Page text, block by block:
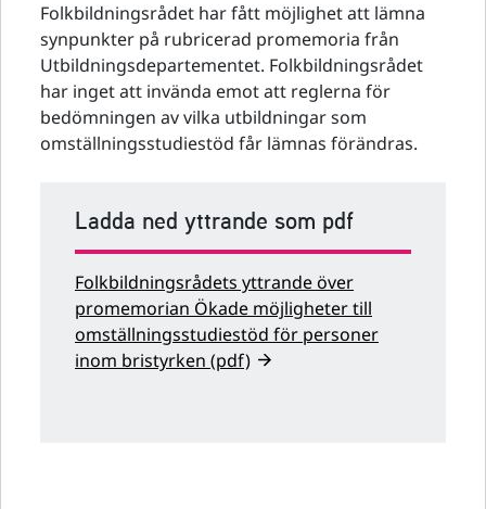
Folkbildningsrådet har fått möjlighet att lämna
synpunkter på rubricerad promemoria från
Utbildningsdepartementet. Folkbildningsrådet
har inget att invända emot att reglerna för
bedömningen av vilka utbildningar som
omställningsstudiestöd får lämnas förändras.
Ladda ned yttrande som pdf
Folkbildningsrådets yttrande över
promemorian Ökade möjligheter till
omställningsstudiestöd för personer
inom bristyrken (pdf)